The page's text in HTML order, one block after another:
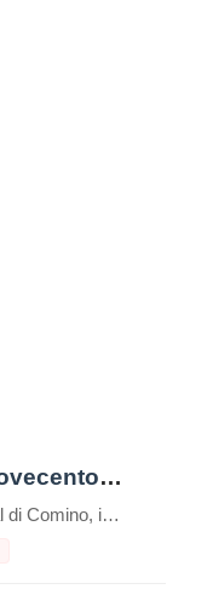
Museo del Novecento e della Shoah: un viaggio nella memoria
Nel cuore della Val di Comino, incastonato tra le montagne del Basso Lazio e a breve distanza dal Parco Nazionale d’Abruzzo, Lazio e Molise, sorge un luogo che è al contempo un monito, un archivio e un abbraccio: il Museo del Novecento e della Shoah di San Donato Val di Comino. Questo spazio non è […]